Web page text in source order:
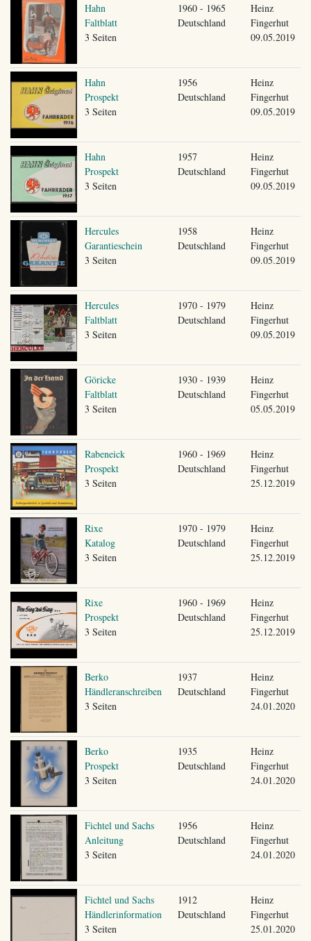
Hahn
Faltblatt
3 Seiten
1960 - 1965
Deutschland
Heinz
Fingerhut
09.05.2019
Hahn
Prospekt
3 Seiten
1956
Deutschland
Heinz
Fingerhut
09.05.2019
Hahn
Prospekt
3 Seiten
1957
Deutschland
Heinz
Fingerhut
09.05.2019
Hercules
Garantieschein
3 Seiten
1958
Deutschland
Heinz
Fingerhut
09.05.2019
Hercules
Faltblatt
3 Seiten
1970 - 1979
Deutschland
Heinz
Fingerhut
09.05.2019
Göricke
Faltblatt
3 Seiten
1930 - 1939
Deutschland
Heinz
Fingerhut
05.05.2019
Rabeneick
Prospekt
3 Seiten
1960 - 1969
Deutschland
Heinz
Fingerhut
25.12.2019
Rixe
Katalog
3 Seiten
1970 - 1979
Deutschland
Heinz
Fingerhut
25.12.2019
Rixe
Prospekt
3 Seiten
1960 - 1969
Deutschland
Heinz
Fingerhut
25.12.2019
Berko
Händleranschreiben
3 Seiten
1937
Deutschland
Heinz
Fingerhut
24.01.2020
Berko
Prospekt
3 Seiten
1935
Deutschland
Heinz
Fingerhut
24.01.2020
Fichtel und Sachs
Anleitung
3 Seiten
1956
Deutschland
Heinz
Fingerhut
24.01.2020
Fichtel und Sachs
Händlerinformation
3 Seiten
1912
Deutschland
Heinz
Fingerhut
25.01.2020